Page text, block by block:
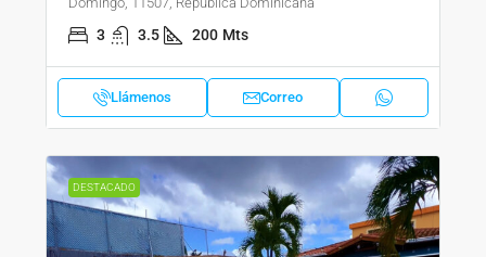
3 3.5 200 Mts
Llámenos Correo
DESTACADO